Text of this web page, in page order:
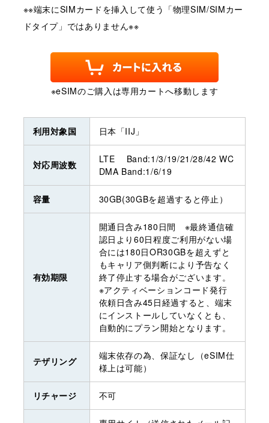
※※端末にSIMカードを挿入して使う「物理SIM/SIMカー
ドタイプ」ではありません※※
※eSIMのご購入は専用カートへ移動します
利用対象国 日本「IIJ」
対応周波数
LTE Band:1/3/19/21/28/42 WC
DMA Band:1/6/19
容量 30GB(30GBを超過すると停止）
有効期限
開通日含み180日間 ※最終通信確
認日より60日程度ご利用がない場
合には180日OR30GBを超えずと
もキャリア側判断により予告なく
終了停止する場合がございます。
※アクティベーションコード発行
依頼日含み45日経過すると、端末
にインストールしていなくとも、
自動的にプラン開始となります。
テザリング
端末依存の為、保証なし（eSIM仕
様上は可能）
リチャージ 不可